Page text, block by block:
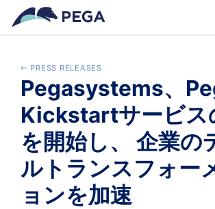
Ir al contenido principal
PRESS RELEASES
Pegasystems、
Kickstartサービス
を開始し、 企業の
ルトランスフォー
ョンを加速